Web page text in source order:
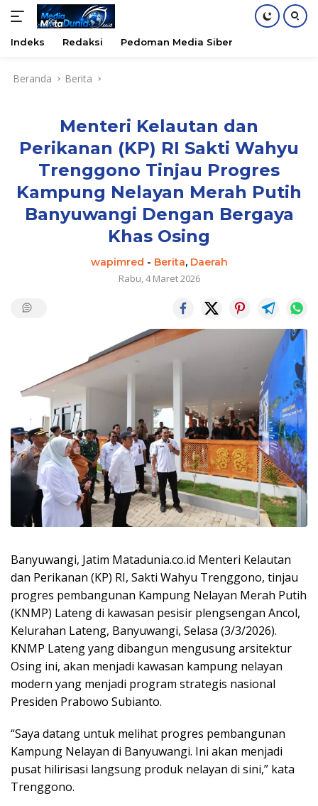
Indeks Redaksi Pedoman Media Siber
Beranda Berita
Menteri Kelautan dan
Perikanan (KP) RI Sakti Wahyu
Trenggono Tinjau Progres
Kampung Nelayan Merah Putih
Banyuwangi Dengan Bergaya
Khas Osing
wapimred - Berita, Daerah
Rabu, 4 Maret 2026
Banyuwangi, Jatim Matadunia.co.id Menteri Kelautan
dan Perikanan (KP) RI, Sakti Wahyu Trenggono, tinjau
progres pembangunan Kampung Nelayan Merah Putih
(KNMP) Lateng di kawasan pesisir plengsengan Ancol,
Kelurahan Lateng, Banyuwangi, Selasa (3/3/2026).
KNMP Lateng yang dibangun mengusung arsitektur
Osing ini, akan menjadi kawasan kampung nelayan
modern yang menjadi program strategis nasional
Presiden Prabowo Subianto.
“Saya datang untuk melihat progres pembangunan
Kampung Nelayan di Banyuwangi. Ini akan menjadi
pusat hilirisasi langsung produk nelayan di sini,” kata
Trenggono.